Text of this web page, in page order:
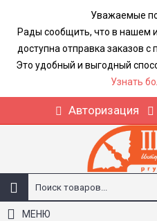
Уважаемые
Рады сообщить, что в нашем
доступна отправка заказов
Это удобный и выгодный
Узнать
Авторизация
МЕНЮ